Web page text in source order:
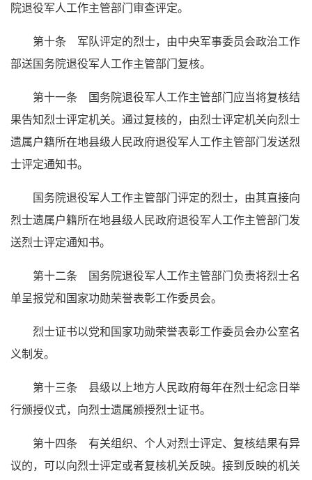
院退役军人工作主管部门审查评定。
第十条 军队评定的烈士，由中央军事委员会政治工作
部送国务院退役军人工作主管部门复核。
第十一条 国务院退役军人工作主管部门应当将复核结
果告知烈士评定机关。通过复核的，由烈士评定机关向烈士
遗属户籍所在地县级人民政府退役军人工作主管部门发送烈
士评定通知书。
国务院退役军人工作主管部门评定的烈士，由其直接向
烈士遗属户籍所在地县级人民政府退役军人工作主管部门发
送烈士评定通知书。
第十二条 国务院退役军人工作主管部门负责将烈士名
单呈报党和国家功勋荣誉表彰工作委员会。
烈士证书以党和国家功勋荣誉表彰工作委员会办公室名
义制发。
第十三条 县级以上地方人民政府每年在烈士纪念日举
行颁授仪式，向烈士遗属颁授烈士证书。
第十四条 有关组织、个人对烈士评定、复核结果有异
议的，可以向烈士评定或者复核机关反映。接到反映的机关